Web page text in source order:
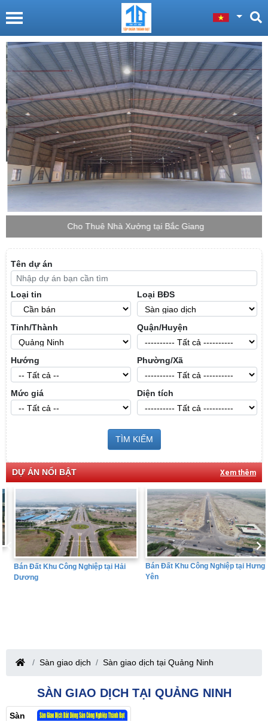
Cho Thuê Nhà Xưởng tại Bắc Giang
Tên dự án
Loại tin Loại BĐS
Tỉnh/Thành Quận/Huyện
Hướng Phường/Xã
Mức giá Diện tích
TÌM KIẾM
DỰ ÁN NỔI BẬT Xem thêm
Bán Đất Khu Công Nghiệp tại Hải
Dương
Bán Đất Khu Công Nghiệp tại Hưng
Yên
Sàn giao dịch Sàn giao dịch tại Quảng Ninh
SÀN GIAO DỊCH TẠI QUẢNG NINH
Sàn